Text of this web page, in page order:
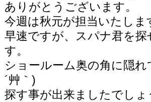
ありがとうございます。
今週は秋元が担当いたしま
早速ですが、スパナ君を探
す。
ショールーム奥の角に隠
´艸｀)
探す事が出来ましたでしょ